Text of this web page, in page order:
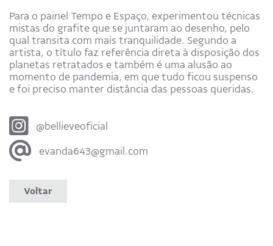
Para o painel Tempo e Espaço, experimentou técnicas
mistas do grafite que se juntaram ao desenho, pelo
qual transita com mais tranquilidade. Segundo a
artista, o título faz referência direta à disposição dos
planetas retratados e também é uma alusão ao
momento de pandemia, em que tudo ficou suspenso
e foi preciso manter distância das pessoas queridas.
@bellieveoficial
evanda643@gmail.com
Voltar